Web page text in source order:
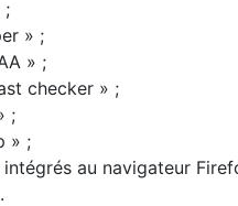
;
» ;
» ;
checker » ;
;
» ;
au navigateur